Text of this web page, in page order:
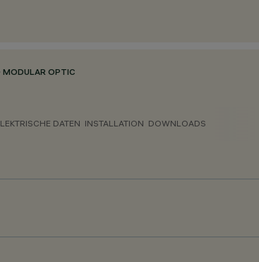
OPTIC
DATEN INSTALLATION DOWNLOADS